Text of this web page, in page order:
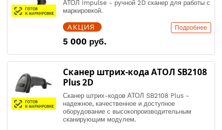
АТОЛ Impulse - ручной 2D сканер для работы с
маркировкой.
АКЦИЯ
5 000 руб.
Подробнее
Сканер штрих-кода АТОЛ SB2108
Plus 2D
Сканер штрих-кодов АТОЛ SB2108 Plus -
надежное, качественное и доступное
оборудование с высокопроизводительным
сканирующим модулем.